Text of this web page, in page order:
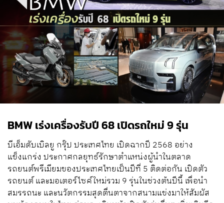
BMW เร่งเครื่องรับปี 68 เปิดรถใหม่ 9 รุ่น
บีเอ็มดับเบิลยู กรุ๊ป ประเทศไทย เปิดฉากปี 2568 อย่าง
แข็งแกร่ง ประกาศกลยุทธ์รักษาตำแหน่งผู้นำในตลาด
รถยนต์พรีเมียมของประเทศไทยเป็นปีที่ 5 ติดต่อกัน เปิดตัว
รถยนต์ และมอเตอร์ไซค์ใหม่รวม 9 รุ่นในช่วงต้นปีนี้ เพื่อนำ
สมรรถนะ และนวัตกรรมสุดตื่นตาจากสนามแข่งมาให้สัมผัส